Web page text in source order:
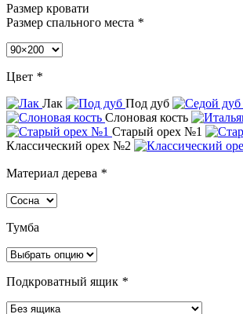
Размер кровати
Размер спального места *
Цвет *
Лак
Под дуб
Слоновая кость
Старый орех №1
Классический орех №2
Материал дерева *
Тумба
Подкроватный ящик *